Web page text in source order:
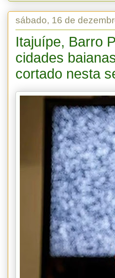
sábado, 16 de
Itajuípe, Barro
cidades
cortado nesta